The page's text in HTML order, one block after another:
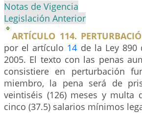
Notas de Vigencia
Legislación Anterior
ARTÍCULO 114.
por el artículo 14 de la Ley
2005. El texto con las penas
consistiere en perturbación
miembro, la pena será de
veintiséis (126) meses y
cinco (37.5) salarios mínimos